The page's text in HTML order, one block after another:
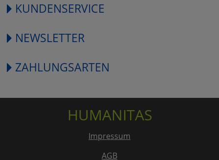
KUNDENSERVICE
NEWSLETTER
ZAHLUNGSARTEN
HUMANITAS
Impressum
AGB